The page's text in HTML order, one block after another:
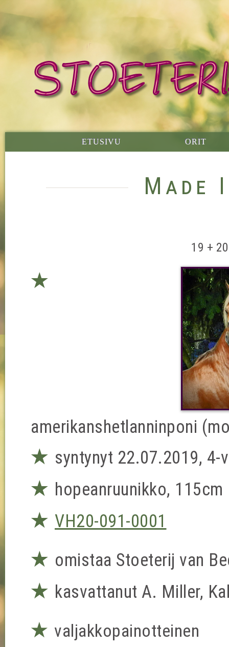
ETUSIVU ORIT
Made
19 +
★
amerikanshetlanninponi
★ syntynyt 22.07.2019, 4-
★ hopeanruunikko, 115cm
★ VH20-091-0001
★ omistaa Stoeterij van
★ kasvattanut A. Miller,
★ valjakkopainotteinen